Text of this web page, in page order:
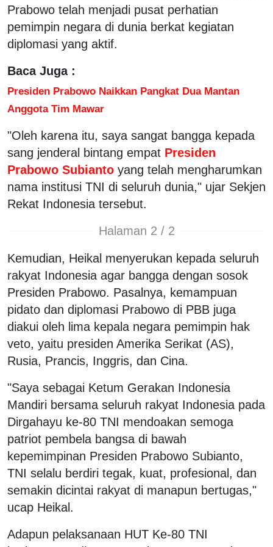
Prabowo telah menjadi pusat perhatian
pemimpin negara di dunia berkat kegiatan
diplomasi yang aktif.
Baca Juga :
Presiden Prabowo Naikkan Pangkat Dua Mantan
Anggota Tim Mawar
"Oleh karena itu, saya sangat bangga kepada
sang jenderal bintang empat Presiden
Prabowo Subianto yang telah mengharumkan
nama institusi TNI di seluruh dunia," ujar Sekjen
Rekat Indonesia tersebut.
Halaman 2 / 2
Kemudian, Heikal menyerukan kepada seluruh
rakyat Indonesia agar bangga dengan sosok
Presiden Prabowo. Pasalnya, kemampuan
pidato dan diplomasi Prabowo di PBB juga
diakui oleh lima kepala negara pemimpin hak
veto, yaitu presiden Amerika Serikat (AS),
Rusia, Prancis, Inggris, dan Cina.
"Saya sebagai Ketum Gerakan Indonesia
Mandiri bersama seluruh rakyat Indonesia pada
Dirgahayu ke-80 TNI mendoakan semoga
patriot pembela bangsa di bawah
kepemimpinan Presiden Prabowo Subianto,
TNI selalu berdiri tegak, kuat, profesional, dan
semakin dicintai rakyat di manapun bertugas,"
ucap Heikal.
Adapun pelaksanaan HUT Ke-80 TNI